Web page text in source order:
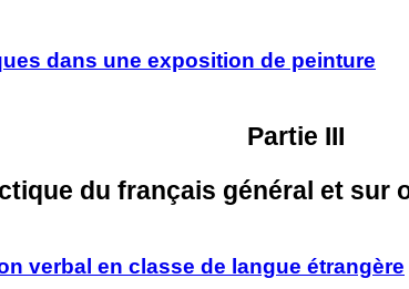
dans une exposition de peinture
Partie III
du français général et sur
verbal en classe de langue étrangère